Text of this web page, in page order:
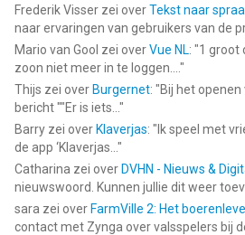
Frederik Visser zei overTekst naar
naar ervaringen van gebruikers van de
Mario van Gool zei overVue NL: "1 groot
zoon niet meer in te loggen.... "
Thijs zei over Burgernet: "Bij het
bericht ""Er is iets... "
Barry zei over Klaverjas: " Ik speel met
de app ‘Klaverjas... "
Catharina zei over DVHN - Nieuws &
nieuwswoord. Kunnen jullie dit weer
sara zei over FarmVille 2: Het
contact met Zynga over valsspelers bij